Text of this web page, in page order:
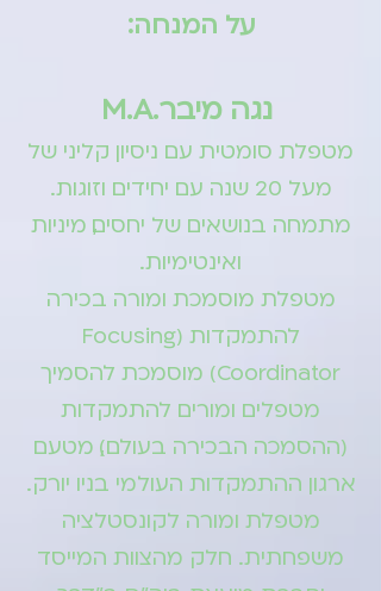
על המנחה:
נגה מיבר .M.A
מטפלת סומטית עם ניסיון קליני של
מעל 20 שנה עם יחידים וזוגות.
מתמחה בנושאים של יחסים, מיניות
ואינטימיות.
מטפלת מוסמכת ומורה בכירה
להתמקדות (Focusing
Coordinator) מוסמכת להסמיך
מטפלים ומורים להתמקדות
(ההסמכה הבכירה בעולם), מטעם
ארגון ההתמקדות העולמי בניו יורק.
מטפלת ומורה לקונסטלציה
משפחתית. חלק מהצוות המייסד